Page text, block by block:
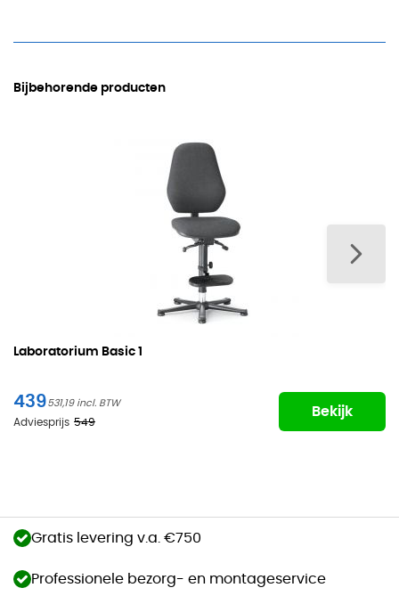
Bijbehorende producten
Laboratorium Basic 1
439531,19
Adviesprijs 549
Bekijk
Gratis levering v.a. €750
Professionele bezorg- en montageservice